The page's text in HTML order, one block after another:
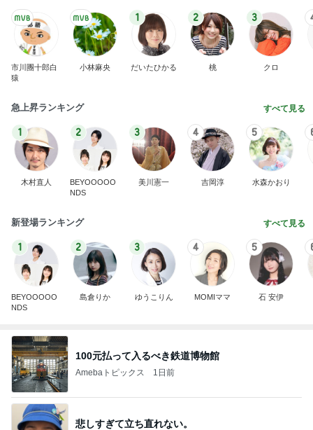
市川團十郎白
猿
小林麻央
1
だいたひかる
2
桃
3
クロ
急上昇ランキング すべて見る
1
木村直人
2
BEYOOOOO
NDS
3
美川憲一
4
吉岡淳
5
水森かおり
新登場ランキング すべて見る
1
BEYOOOOO
NDS
2
島倉りか
3
ゆうこりん
4
MOMIママ
5
石 安伊
100元払って入るべき鉄道博物館
Amebaトピックス 1日前
悲しすぎて立ち直れない。